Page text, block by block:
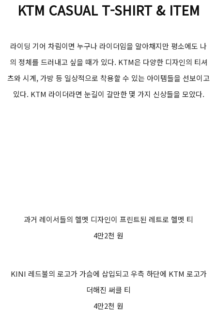
KTM CASUAL T-SHIRT & ITEM
라이딩 기어 차림이면 누구나 라이더임을 알아채지만 평소에도 나
의 정체를 드러내고 싶을 때가 있다. KTM은 다양한 디자인의 티셔
츠와 시계, 가방 등 일상적으로 착용할 수 있는 아이템들을 선보이고
있다. KTM 라이더라면 눈길이 갈만한 몇 가지 신상들을 모았다.
과거 레이서들의 헬멧 디자인이 프린트된 레트로 헬멧 티
4만2천 원
KINI 레드불의 로고가 가슴에 삽입되고 우측 하단에 KTM 로고가
더해진 써클 티
4만2천 원